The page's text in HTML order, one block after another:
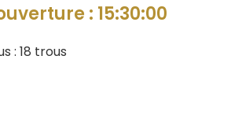
: 15:30:00
: 18 trous